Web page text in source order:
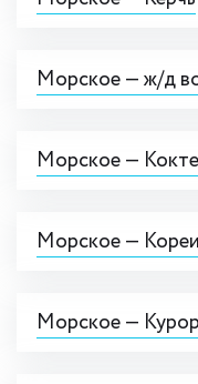
Морское — ж/д
Морское —
Морское —
Морское —